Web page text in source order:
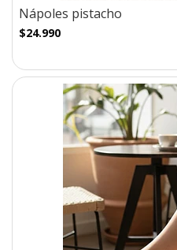
Nápoles pistacho
$24.990